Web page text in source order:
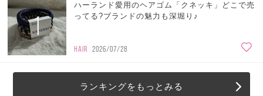
1
ハーランド愛用のヘアゴム「クネッキ」どこで売
ってる?ブランドの魅力も深堀り♪
HAIR 2026/07/28
ランキングをもっとみる